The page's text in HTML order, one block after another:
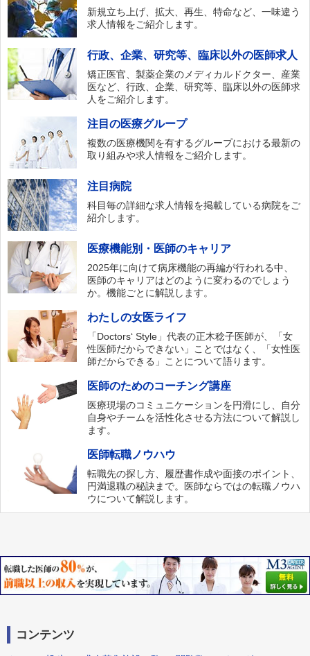
新規立ち上げ、拡大、再生、特命など、一味違う
求人情報をご紹介します。
行政、企業、研究等、臨床以外の医師求人
矯正医官、製薬企業のメディカルドクター、産業
医など、行政、企業、研究等、臨床以外の医師求
人をご紹介します。
注目の医療グループ
複数の医療機関を有するグループにおける最新の
取り組みや求人情報をご紹介します。
注目病院
科目毎の詳細な求人情報を掲載している病院をご
紹介します。
医療機能別・医師のキャリア
2025年に向けて病床機能の再編が行われる中、
医師のキャリアはどのように変わるのでしょう
か。機能ごとに解説します。
わたしの女医ライフ
「Doctors‘ Style」代表の正木稔子医師が、「女
性医師だからできない」ことではなく、「女性医
師だからできる」ことについて語ります。
医師のためのコーチング講座
医療現場のコミュニケーションを円滑にし、自分
自身やチームを活性化させる方法について解説し
ます。
医師転職ノウハウ
転職先の探し方、履歴書作成や面接のポイント、
円満退職の秘訣まで。医師ならではの転職ノウハ
ウについて解説します。
コンテンツ